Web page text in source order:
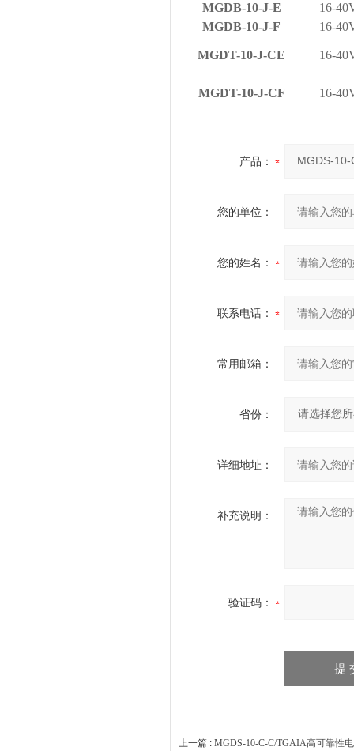
MGDB-10-J-E
16-
MGDB-10-J-F
16-
MGDT-10-J-CE 16-
MGDT-10-J-CF 16-
产品：
您的单位：
您的姓名：
联系电话：
常用邮箱：
省份：
详细地址：
补充说明：
验证码：
上一篇 : MGDS-10-C-C/TGAIA高可靠性